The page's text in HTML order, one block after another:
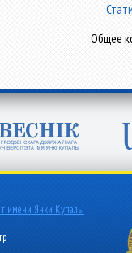
Общее
имени Янки Купалы